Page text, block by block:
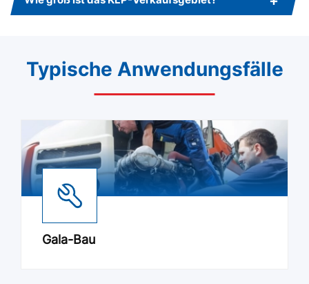
Typische Anwendungsfälle
Gala-Bau